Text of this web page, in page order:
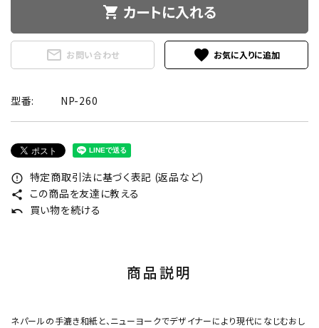
shopping_cart カートに入れる
mail_outline お問い合わせ favorite
型番: NP-260
error_outline 特定商取引法に基づく表記 (返品など)
share この商品を友達に教える
undo 買い物を続ける
商品説明
ネパールの手漉き和紙と、ニューヨークでデザイナーにより現代になじむおし